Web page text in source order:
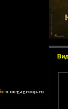
в megagroup.ru